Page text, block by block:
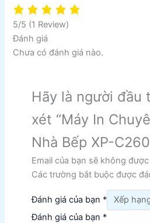
5/5 (1 Review)
Đánh giá
Chưa có đánh giá nào.
Hãy là người đầu
xét “Máy In
Nhà Bếp XP-
Email của bạn sẽ không
Các trường bắt buộc được
Đánh giá của bạn *
Đánh giá của bạn *